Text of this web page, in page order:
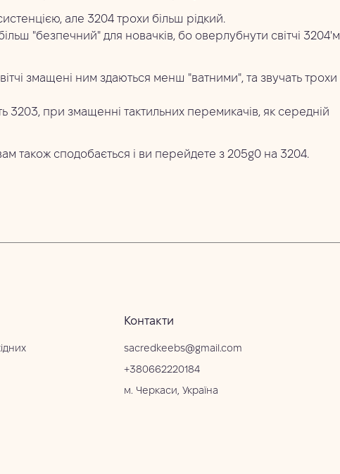
але 3204 трохи більш рідкий.
"безпечний" для новачків, бо оверлубнути світчі 3204'м
змащені ним здаються менш "ватними", та звучать трохи
3203, при змащенні тактильних перемикачів, як середній
також сподобається і ви перейдете з 205g0 на 3204.
Контакти
sacredkeebs@gmail.com
+380662220184
м. Черкаси, Україна